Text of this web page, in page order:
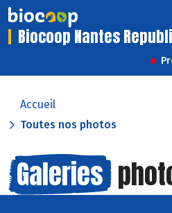
Biocoop Nantes
Accueil
Toutes nos photos
Galeries